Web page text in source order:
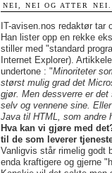
NEI, NEI OG ATTER
IT-avisen.nos redaktør
Han lister opp en rekke
stiller med "standard
Internet Explorer).
undertone : "Minoriteter
størst mulig grad det
gjør. Men dessverre er
selv og vennene sine.
Java til HTML, som andre
Hva kan vi gjøre med
til de som leverer
Vanligvis står rimelig godt
enda kraftigere og gjerne